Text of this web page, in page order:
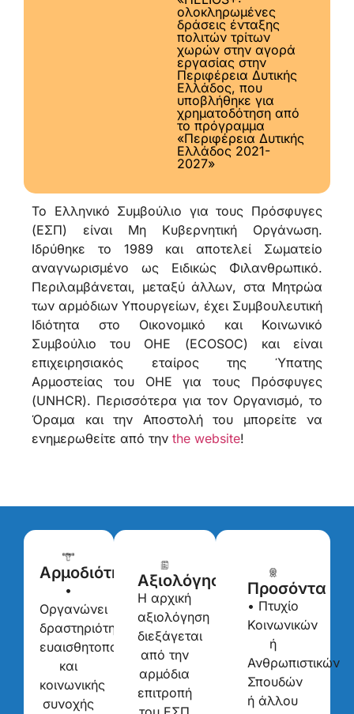
ολοκληρωμένες
δράσεις ένταξης
πολιτών τρίτων
χωρών στην αγορά
εργασίας στην
Περιφέρεια Δυτικής
Ελλάδος, που
υποβλήθηκε για
χρηματοδότηση από
το πρόγραμμα
«Περιφέρεια Δυτικής
Ελλάδος 2021-
2027»
Το Ελληνικό Συμβούλιο για τους Πρόσφυγες
(ΕΣΠ) είναι Μη Κυβερνητική Οργάνωση.
Ιδρύθηκε το 1989 και αποτελεί Σωματείο
αναγνωρισμένο ως Ειδικώς Φιλανθρωπικό.
Περιλαμβάνεται, μεταξύ άλλων, στα Μητρώα
των αρμόδιων Υπουργείων, έχει Συμβουλευτική
Ιδιότητα στο Οικονομικό και Κοινωνικό
Συμβούλιο του ΟΗΕ (ECOSOC) και είναι
επιχειρησιακός εταίρος της Ύπατης
Αρμοστείας του ΟΗΕ για τους Πρόσφυγες
(UNHCR). Περισσότερα για τον Οργανισμό, το
Όραμα και την Αποστολή του μπορείτε να
ενημερωθείτε από την the website!
Αρμοδιότητες
•
Οργανώνει
δραστηριότητες
ευαισθητοποίησης
και
κοινωνικής
συνοχής
Αξιολόγηση
Η αρχική
αξιολόγηση
διεξάγεται
από την
αρμόδια
επιτροπή
Προσόντα
• Πτυχίο
Κοινωνικών
ή
Ανθρωπιστικών
Σπουδών
ή άλλου